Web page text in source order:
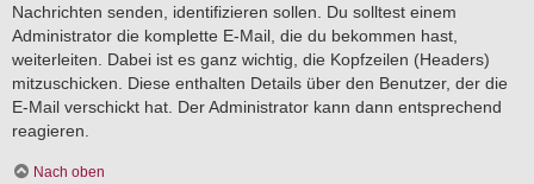
Nachrichten senden, identifizieren sollen. Du solltest einem
Administrator die komplette E-Mail, die du bekommen hast,
weiterleiten. Dabei ist es ganz wichtig, die Kopfzeilen (Headers)
mitzuschicken. Diese enthalten Details über den Benutzer, der die
E-Mail verschickt hat. Der Administrator kann dann entsprechend
reagieren.
Nach oben